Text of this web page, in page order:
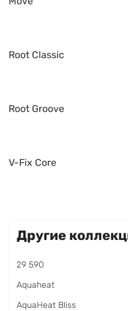
Root Classic
Root Groove
V-Fix Core
Другие
29 590
Aquaheat
AquaHeat Bliss